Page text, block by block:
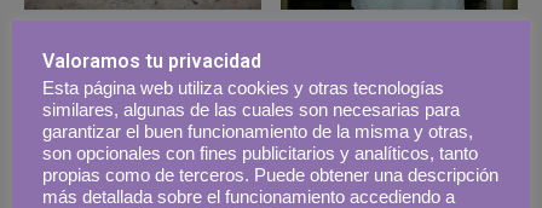
Valoramos tu privacidad
Esta página web utiliza cookies y otras tecnologías
similares, algunas de las cuales son necesarias para
garantizar el buen funcionamiento de la misma y otras,
son opcionales con fines publicitarios y analíticos, tanto
propias como de terceros. Puede obtener una descripción
más detallada sobre el funcionamiento accediendo a